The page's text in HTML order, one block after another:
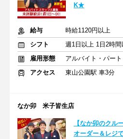
K★
給与
時給1120円以上
シフト
週1日以上 1日2時間
雇用形態
アルバイト・パート
アクセス
東山公園駅 車3分
なか卯 米子皆生店
【なか卯のクル
オーダー＆レジ